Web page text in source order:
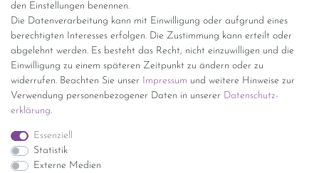
den Einstellungen benennen.
Die Datenverarbeitung kann mit Einwilligung oder aufgrund eines
berechtigten Interesses erfolgen. Die Zustimmung kann erteilt oder
abgelehnt werden. Es besteht das Recht, nicht einzuwilligen und die
Einwilligung zu einem späteren Zeitpunkt zu ändern oder zu
widerrufen. Beachten Sie unser Impressum und weitere Hinweise zur
Verwendung personenbezogener Daten in unserer Daten­schutz­
erklärung.
Essenziell
Statistik
Externe Medien
kostenfreie Lieferung ab 150 Euro Warenwert (innerhalb
Deutschlands)
Übersicht Internationale Versandkosten
Wir kaufen an
Sie haben zuviel Porzellan im Schrank? Gerne kaufen wir dieses an.
Einfach unverbindliches Angebot anfordern.
*Endpreis inkl. MwSt. (Dieser Artikel unterliegt gem. § 25a
UStG der Differenzbesteuerung, ein Ausweis der
Mehrwertsteuer auf der Rechnung erfolgt nicht.)